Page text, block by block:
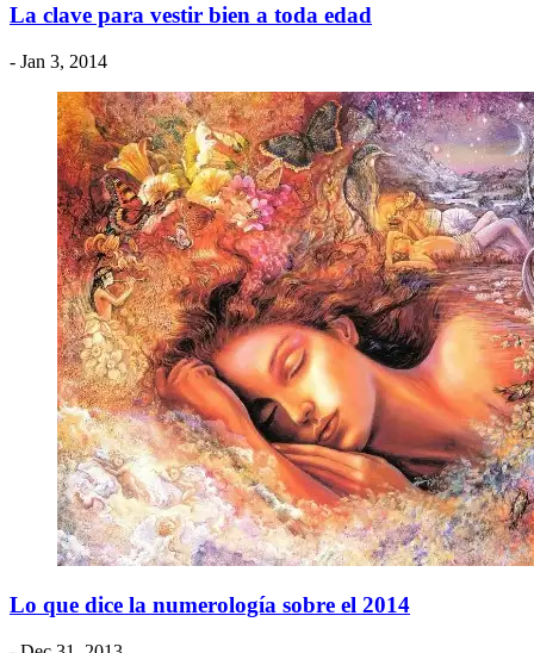
La clave para vestir bien a toda edad
- Jan 3, 2014
Lo que dice la numerología sobre el 2014